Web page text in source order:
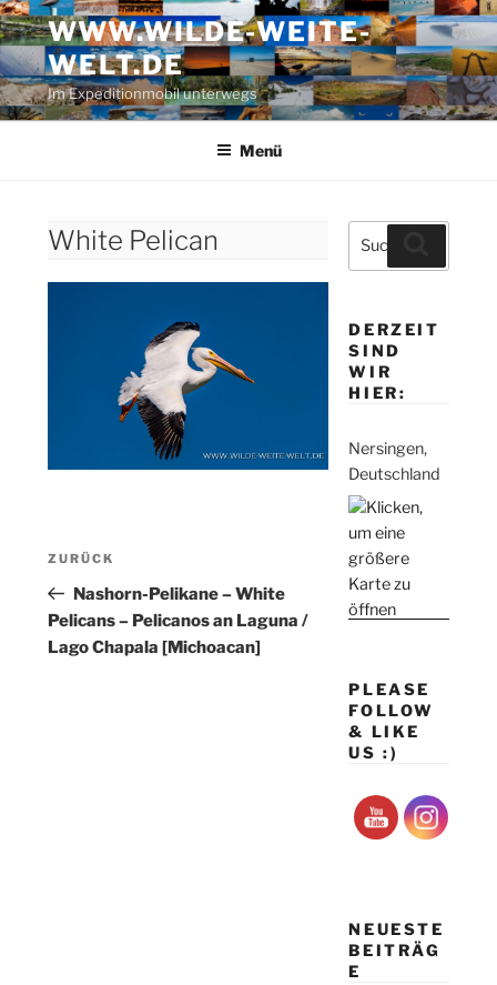
Zum
Inhalt
springen
WWW.WILDE-WEITE-
WELT.DE
Im Expeditionmobil unterwegs
Menü
White Pelican
Beitragsnavigation
Vorheriger
Beitrag
ZURÜCK
Nashorn-Pelikane – White
Pelicans – Pelicanos an Laguna /
Lago Chapala [Michoacan]
Suche
nach:
DERZEIT
SIND
WIR
HIER:
Nersingen,
Deutschland
PLEASE
FOLLOW
& LIKE
US :)
NEUESTE
BEITRÄG
E